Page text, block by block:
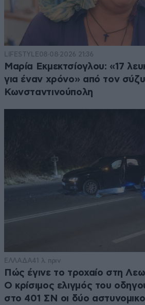
LIFESTYLE08·08·2026 21:36
Μαρία Εκμεκτσίογλου: «17
για έναν χρόνο» από τον
Κωνσταντινούπολη
ΕΛΛΑΔΑ41 λ. πριν
Πώς έγινε το τροχαίο στη
Ο κρίσιμος ελιγμός του
στο 401 ΣΝ οι δύο